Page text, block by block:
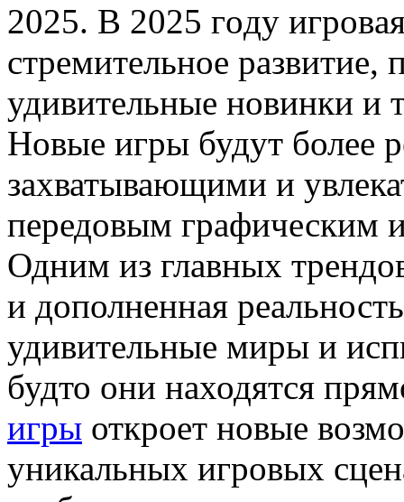
2025. В 2025 гoду
стремительное развитие,
удивительные новинки и
Новые игры будут более
захватывающими и
передовым графическим
Одним из главных
и дополненная
удивительные миры и
будто они находятся
игры откроет новые
уникальных игровых